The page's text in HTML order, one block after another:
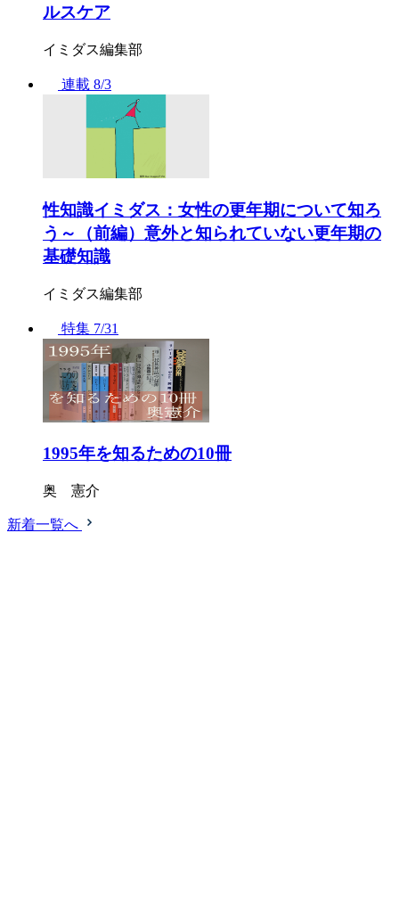
ルスケア
イミダス編集部
連載 8/3
性知識イミダス：女性の更年期について知ろ
う～（前編）意外と知られていない更年期の
基礎知識
イミダス編集部
特集 7/31
1995年を知るための10冊
奥 憲介
新着一覧へ